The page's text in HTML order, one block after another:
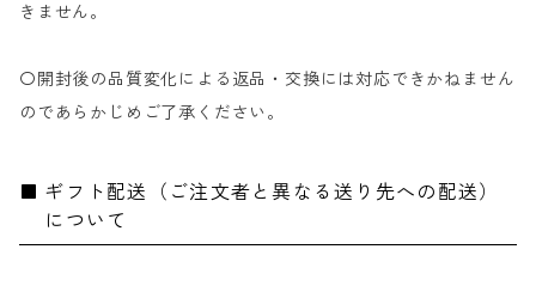
きません。
〇開封後の品質変化による返品・交換には対応できかねません
のであらかじめご了承ください。
ギフト配送（ご注文者と異なる送り先への配送）
について